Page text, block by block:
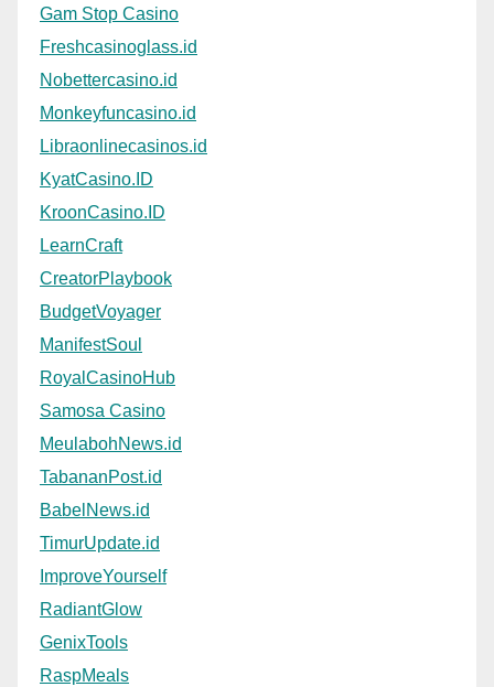
Gam Stop Casino
Freshcasinoglass.id
Nobettercasino.id
Monkeyfuncasino.id
Libraonlinecasinos.id
KyatCasino.ID
KroonCasino.ID
LearnCraft
CreatorPlaybook
BudgetVoyager
ManifestSoul
RoyalCasinoHub
Samosa Casino
MeulabohNews.id
TabananPost.id
BabelNews.id
TimurUpdate.id
ImproveYourself
RadiantGlow
GenixTools
RaspMeals